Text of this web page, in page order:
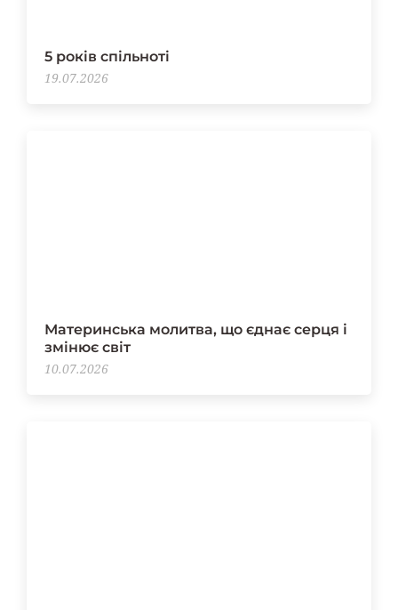
5 років спільноті
19.07.2026
Материнська молитва, що єднає серця і
змінює світ
10.07.2026